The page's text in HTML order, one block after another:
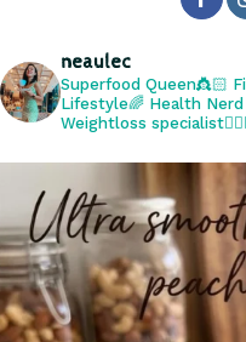
neaulec
Superfood Queen👸🏻
Lifestyle🌈 Health
Weightloss